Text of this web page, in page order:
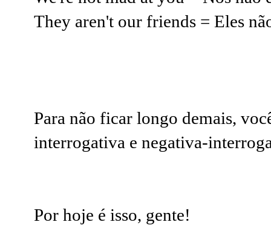
They aren't our friends = Eles
Para não ficar longo demais,
interrogativa e negativa-
Por hoje é isso, gente!